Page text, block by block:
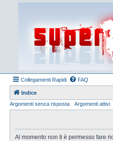
Collegamenti Rapidi FAQ
Indice
Argomenti senza risposta
Argomenti attivi
Al momento non ti è permesso fare